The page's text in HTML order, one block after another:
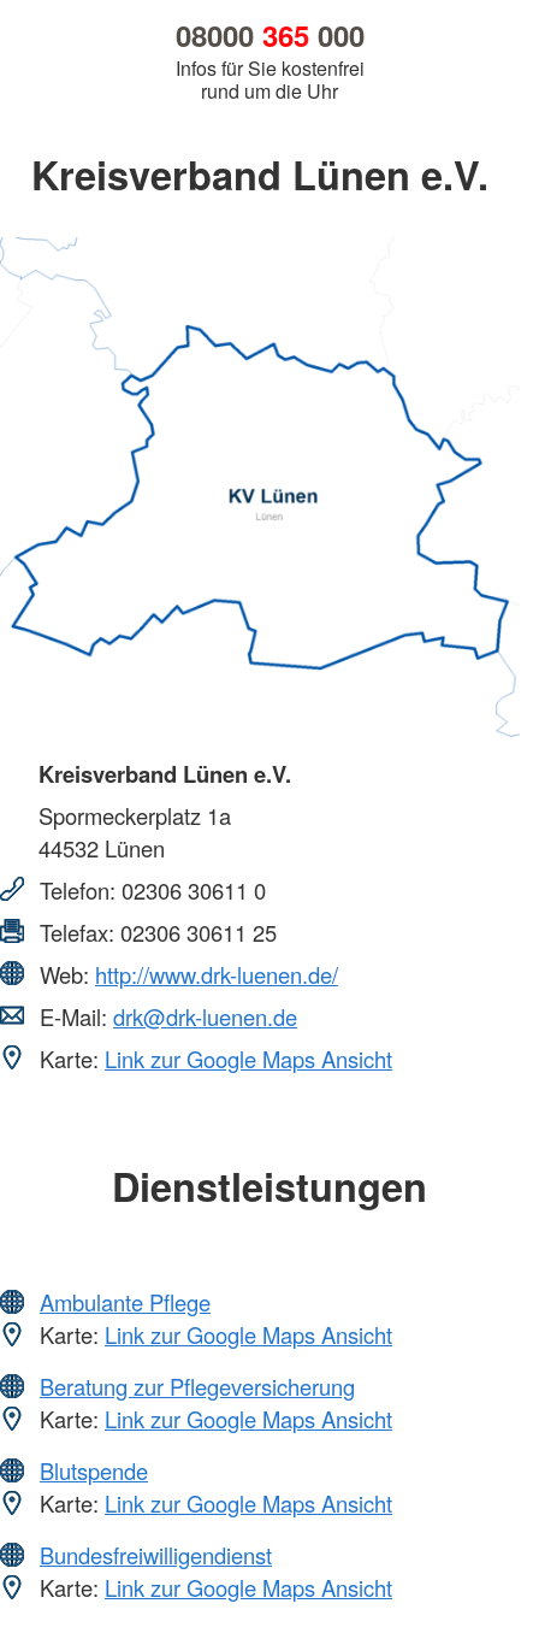
08000 365000
Infos für Sie kostenfrei
rund um die Uhr
Kreisverband Lünen e.V.
Kreisverband Lünen e.V.
Spormeckerplatz 1a
44532 Lünen
Telefon: 02306 30611 0
Telefax: 02306 30611 25
Web: http://www.drk-luenen.de/
E-Mail: drk@drk-luenen.de
Karte: Link zur Google Maps Ansicht
Dienstleistungen
Ambulante Pflege
Karte: Link zur Google Maps Ansicht
Beratung zur Pflegeversicherung
Karte: Link zur Google Maps Ansicht
Blutspende
Karte: Link zur Google Maps Ansicht
Bundesfreiwilligendienst
Karte: Link zur Google Maps Ansicht